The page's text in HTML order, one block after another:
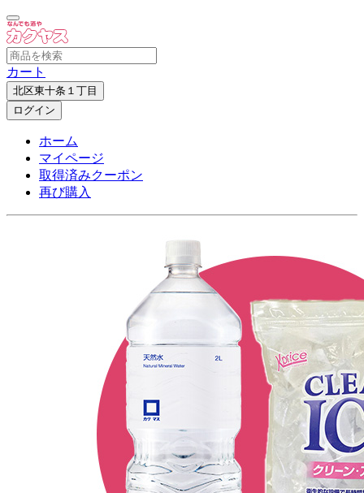
カート
北区東十条１丁目
ログイン
ホーム
マイページ
取得済みクーポン
再び購入